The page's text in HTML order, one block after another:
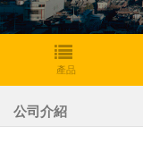
產品
公司介紹